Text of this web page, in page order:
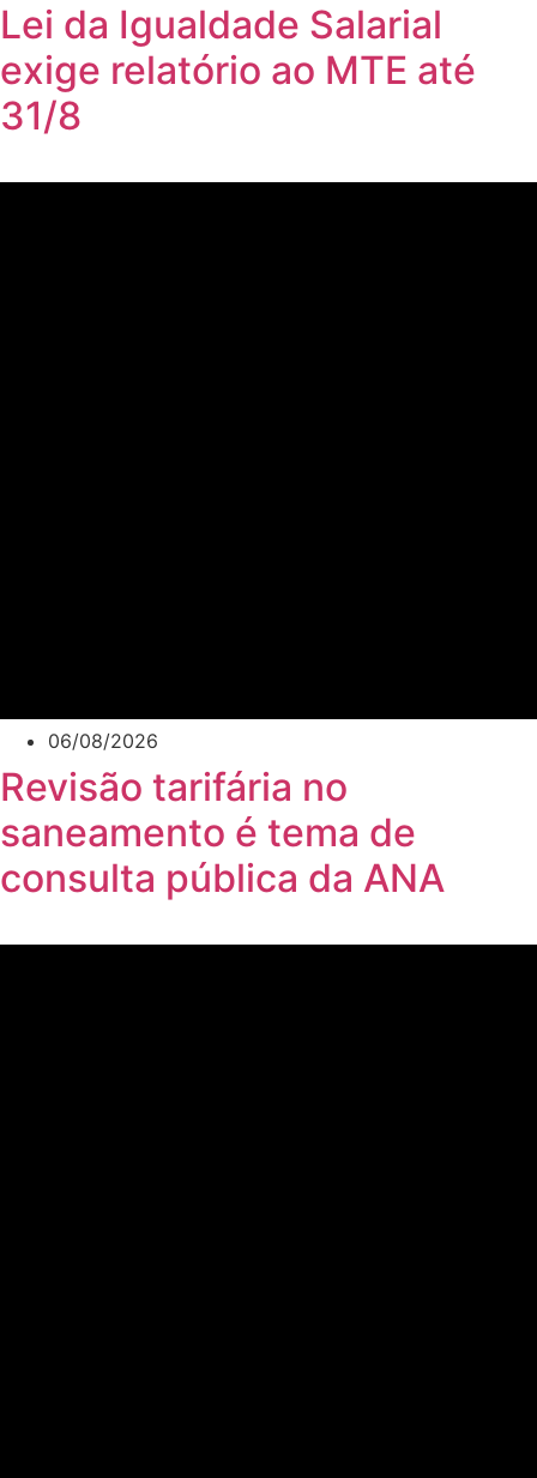
Lei da Igualdade Salarial
exige relatório ao MTE até
31/8
06/08/2026
Revisão tarifária no
saneamento é tema de
consulta pública da ANA